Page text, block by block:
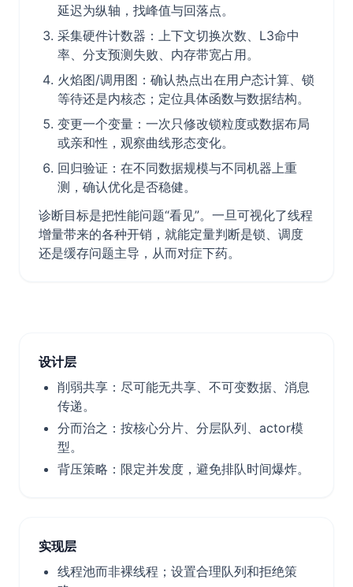
延迟为纵轴，找峰值与回落点。
采集硬件计数器：上下文切换次数、L3命中
率、分支预测失败、内存带宽占用。
火焰图/调用图：确认热点出在用户态计算、锁
等待还是内核态；定位具体函数与数据结构。
变更一个变量：一次只修改锁粒度或数据布局
或亲和性，观察曲线形态变化。
回归验证：在不同数据规模与不同机器上重
测，确认优化是否稳健。
诊断目标是把性能问题“看见”。一旦可视化了线程
增量带来的各种开销，就能定量判断是锁、调度
还是缓存问题主导，从而对症下药。
设计层
削弱共享：尽可能无共享、不可变数据、消息
传递。
分而治之：按核心分片、分层队列、actor模
型。
背压策略：限定并发度，避免排队时间爆炸。
实现层
线程池而非裸线程；设置合理队列和拒绝策